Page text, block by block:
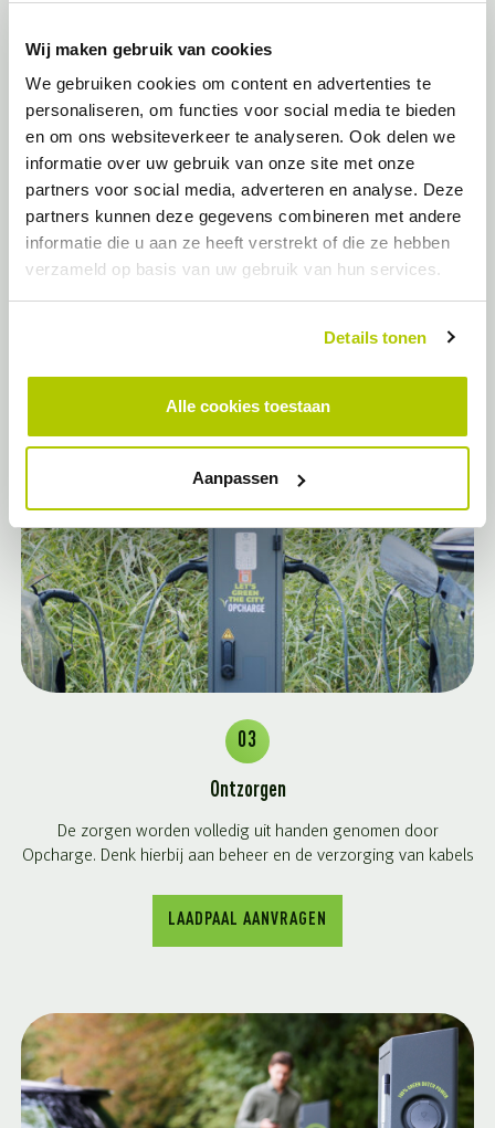
Wij maken gebruik van cookies
We gebruiken cookies om content en advertenties te
personaliseren, om functies voor social media te bieden
en om ons websiteverkeer te analyseren. Ook delen we
informatie over uw gebruik van onze site met onze
partners voor social media, adverteren en analyse. Deze
partners kunnen deze gegevens combineren met andere
informatie die u aan ze heeft verstrekt of die ze hebben
verzameld op basis van uw gebruik van hun services.
Details tonen
Alle cookies toestaan
Aanpassen
02
installateurs van Opcharge over tot plaatsing
03
Ontzorgen
De zorgen worden volledig uit handen genomen door
Opcharge. Denk hierbij aan beheer en de verzorging van kabels
LAADPAAL AANVRAGEN